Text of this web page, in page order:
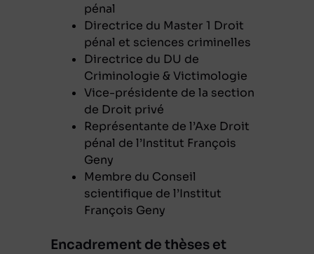
pénal
Directrice du Master 1 Droit
pénal et sciences criminelles
Directrice du DU de
Criminologie & Victimologie
Vice-présidente de la section
de Droit privé
Représentante de l’Axe Droit
pénal de l’Institut François
Geny
Membre du Conseil
scientifique de l’Institut
François Geny
Encadrement de thèses et